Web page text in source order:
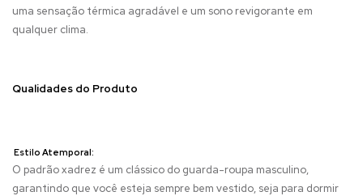
uma sensação térmica agradável e um sono revigorante em
qualquer clima.
Qualidades do Produto
Estilo Atemporal:
O padrão xadrez é um clássico do guarda-roupa masculino,
garantindo que você esteja sempre bem vestido, seja para dormir